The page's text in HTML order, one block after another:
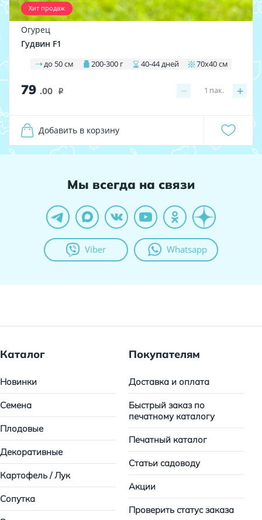
Хит продаж
Огурец
Гудвин F1
до 50 см 200-300 г 40-44 дней 70х40 см
79 .00 i − +
1 пак.
Добавить в корзину
Мы всегда на связи
Viber Whatsapp
Каталог
Новинки
Семена
Плодовые
Декоративные
Картофель / Лук
Сопутка
Покупателям
Доставка и оплата
Быстрый заказ по
печатному каталогу
Печатный каталог
Статьи садоводу
Акции
Проверить статус заказа